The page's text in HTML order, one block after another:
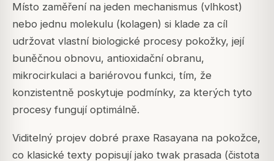
Místo zaměření na jeden mechanismus (vlhkost)
nebo jednu molekulu (kolagen) si klade za cíl
udržovat vlastní biologické procesy pokožky, její
buněčnou obnovu, antioxidační obranu,
mikrocirkulaci a bariérovou funkci, tím, že
konzistentně poskytuje podmínky, za kterých tyto
procesy fungují optimálně.
Viditelný projev dobré praxe Rasayana na pokožce,
co klasické texty popisují jako twak prasada (čistota